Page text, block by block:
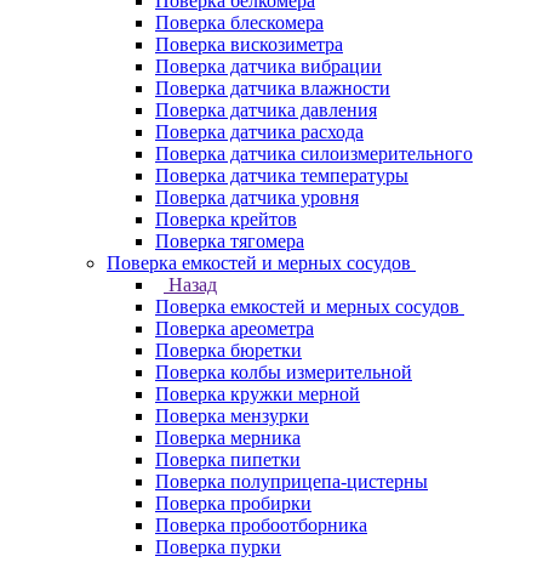
Поверка блескомера
Поверка вискозиметра
Поверка датчика вибрации
Поверка датчика влажности
Поверка датчика давления
Поверка датчика расхода
Поверка датчика силоизмерительного
Поверка датчика температуры
Поверка датчика уровня
Поверка крейтов
Поверка тягомера
Поверка емкостей и мерных сосудов
Назад
Поверка емкостей и мерных сосудов
Поверка ареометра
Поверка бюретки
Поверка колбы измерительной
Поверка кружки мерной
Поверка мензурки
Поверка мерника
Поверка пипетки
Поверка полуприцепа-цистерны
Поверка пробирки
Поверка пробоотборника
Поверка пурки